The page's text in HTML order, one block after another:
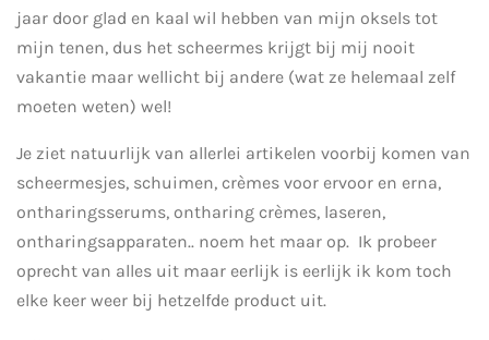
jaar door glad en kaal wil hebben van mijn oksels tot
mijn tenen, dus het scheermes krijgt bij mij nooit
vakantie maar wellicht bij andere (wat ze helemaal zelf
moeten weten) wel!
Je ziet natuurlijk van allerlei artikelen voorbij komen van
scheermesjes, schuimen, crèmes voor ervoor en erna,
ontharingsserums, ontharing crèmes, laseren,
ontharingsapparaten.. noem het maar op. Ik probeer
oprecht van alles uit maar eerlijk is eerlijk ik kom toch
elke keer weer bij hetzelfde product uit.